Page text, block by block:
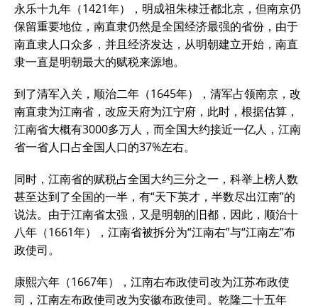
永乐十九年（1421年），明成祖朱棣迁都北京，但南京仍
保留重要地位，南直隶仍然是全国经济最强的省份，由于
南直隶人口众多，并且经济发达，从明朝建立开始，南直
隶一直是明朝最大的赋税来源地。
到了清军入关，顺治二年（1645年），清军占领南京，改
南直隶为江南省，改应天府为江宁府，此时，根据估算，
江南省大概有3000多万人，而全国大约接近一亿人，江南
省一省人口占全国人口的37%左右。
同时，江南省的赋税占全国大约三分之一，科举上榜人数
甚至达到了全国的一半，有“天下英才，半数尽出江南”的
说法。由于江南省太强，又是明朝的旧都，因此，顺治十
八年（1661年），江南省被拆分为“江南右”与“江南左”布
政使司。
康熙六年（1667年），江南右布政使司改为江苏布政使
司，江南左布政使司改为安徽布政使司。乾隆二十五年